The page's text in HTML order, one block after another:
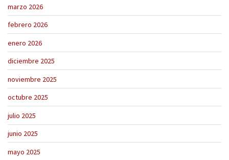
marzo 2026
febrero 2026
enero 2026
diciembre 2025
noviembre 2025
octubre 2025
julio 2025
junio 2025
mayo 2025